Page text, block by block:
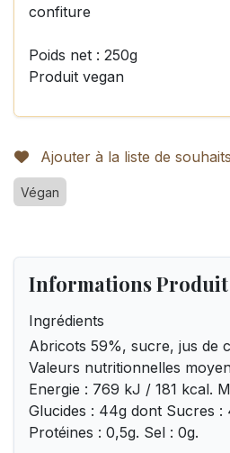
confiture
Poids net : 250g
Produit vegan
Ajouter à la liste de souhaits
Végan
Informations Produit
Ingrédients
Abricots 59%, sucre, jus de
Valeurs nutritionnelles
Energie : 769 kJ / 181 kcal.
Glucides : 44g dont Sucres :
Protéines : 0,5g. Sel : 0g.